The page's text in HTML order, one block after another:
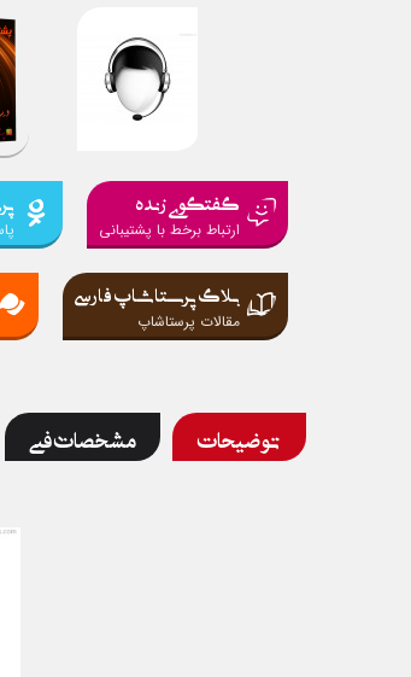
گفتگوی زنده
ارتباط برخط با پشتیبانی
بلاگ پرستاشاپ فارسی
مقالات پرستاشاپ
توضیحات مشخصات فنی